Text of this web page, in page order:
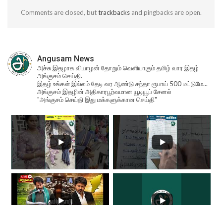
Comments are closed, buttrackbacksand pingbacks are open.
Angusam News
அச்சு இதழாக வியாழன் தோறும் வெளியாகும் தமிழ் வார இதழ்
அங்குசம் செய்தி.
இதழ் உங்கள் இல்லம் தேடி வர ஆண்டு சந்தா ரூபாய் 500 மட்டுமே...
அங்குசம் இதழின் அதிகாரபூர்வமான யூடியூப் சேனல்
"அங்குசம் செய்தி இது மக்களுக்கான செய்தி"